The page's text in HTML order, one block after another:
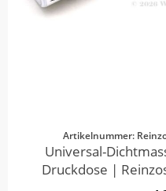
Artikelnummer:
Universal-
Druckdose |